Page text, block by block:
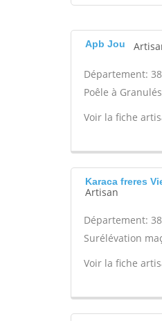
Apb Jou
Département: 38
Poêle à
Voir la fiche
Karaca freres
Artisan
Département: 38
Surélévation
Voir la fiche